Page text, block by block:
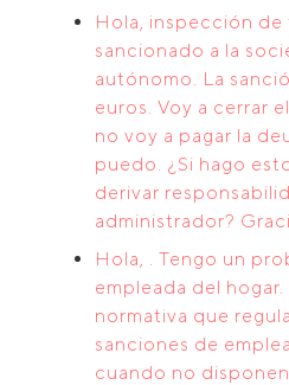
Hola, inspección de
sancionado a la
autónomo. La
euros. Voy a cerrar
no voy a pagar la
puedo. ¿Si hago
derivar
administrador?
Hola, . Tengo un
empleada del hogar.
normativa que
sanciones de
cuando no